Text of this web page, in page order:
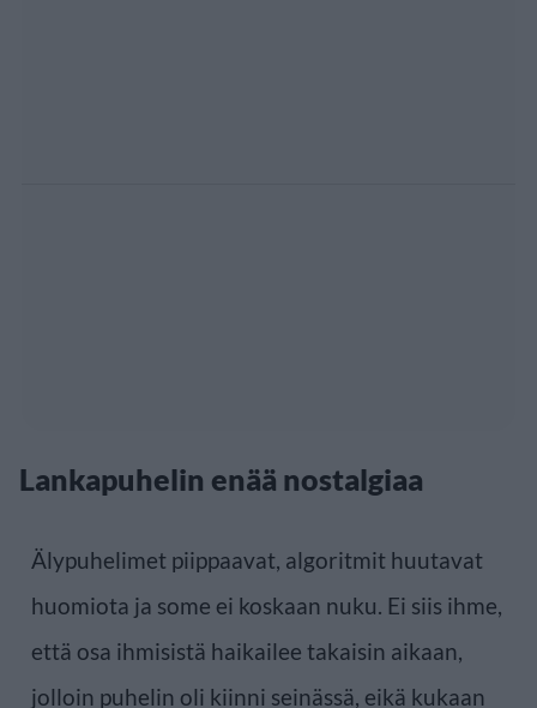
Lankapuhelin enää nostalgiaa
Älypuhelimet piippaavat, algoritmit huutavat
huomiota ja some ei koskaan nuku. Ei siis ihme,
että osa ihmisistä haikailee takaisin aikaan,
jolloin puhelin oli kiinni seinässä, eikä kukaan